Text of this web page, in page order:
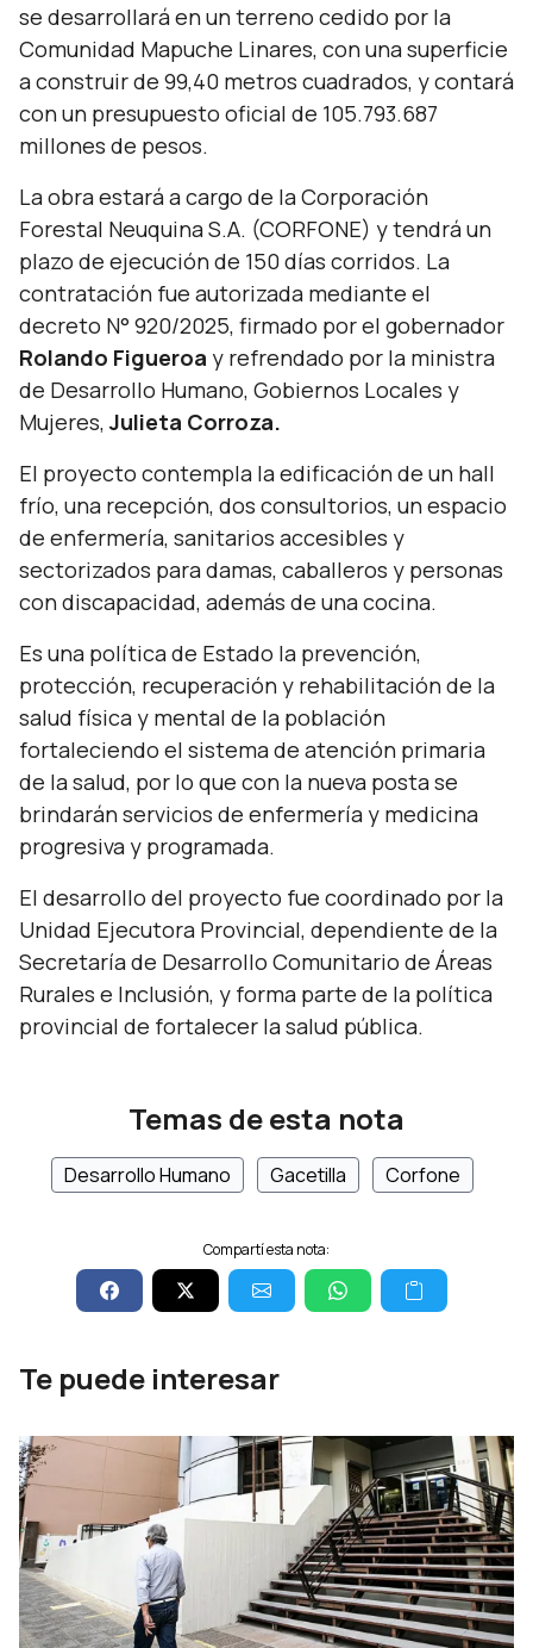
se desarrollará en un terreno cedido por la
Comunidad Mapuche Linares, con una superficie
a construir de 99,40 metros cuadrados, y contará
con un presupuesto oficial de 105.793.687
millones de pesos.
La obra estará a cargo de la Corporación
Forestal Neuquina S.A. (CORFONE) y tendrá un
plazo de ejecución de 150 días corridos. La
contratación fue autorizada mediante el
decreto N° 920/2025, firmado por el gobernador
Rolando Figueroa y refrendado por la ministra
de Desarrollo Humano, Gobiernos Locales y
Mujeres,Julieta Corroza.
El proyecto contempla la edificación de un hall
frío, una recepción, dos consultorios, un espacio
de enfermería, sanitarios accesibles y
sectorizados para damas, caballeros y personas
con discapacidad, además de una cocina.
Es una política de Estado la prevención,
protección, recuperación y rehabilitación de la
salud física y mental de la población
fortaleciendo el sistema de atención primaria
de la salud, por lo que con la nueva posta se
brindarán servicios de enfermería y medicina
progresiva y programada.
El desarrollo del proyecto fue coordinado por la
Unidad Ejecutora Provincial, dependiente de la
Secretaría de Desarrollo Comunitario de Áreas
Rurales e Inclusión, y forma parte de la política
provincial de fortalecer la salud pública.
Temas de esta nota
Desarrollo Humano Gacetilla Corfone
Compartí esta nota:
Te puede interesar